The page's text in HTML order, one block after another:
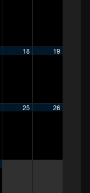
18 19
25 26